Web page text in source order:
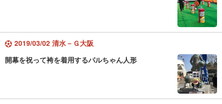
2019/03/02 清水－Ｇ大阪
開幕を祝って袴を着用するパルちゃん人形